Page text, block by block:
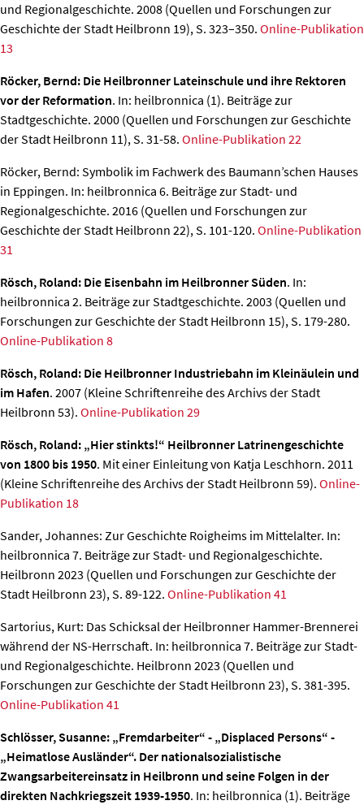
und Regionalgeschichte. 2008 (Quellen und Forschungen zur
Geschichte der Stadt Heilbronn 19), S. 323–350. Online-Publikation
13
Röcker, Bernd: Die Heilbronner Lateinschule und ihre Rektoren
vor der Reformation. In: heilbronnica (1). Beiträge zur
Stadtgeschichte. 2000 (Quellen und Forschungen zur Geschichte
der Stadt Heilbronn 11), S. 31-58. Online-Publikation 22
Röcker, Bernd: Symbolik im Fachwerk des Baumann’schen Hauses
in Eppingen. In: heilbronnica 6. Beiträge zur Stadt- und
Regionalgeschichte. 2016 (Quellen und Forschungen zur
Geschichte der Stadt Heilbronn 22), S. 101-120. Online-Publikation
31
Rösch, Roland: Die Eisenbahn im Heilbronner Süden. In:
heilbronnica 2. Beiträge zur Stadtgeschichte. 2003 (Quellen und
Forschungen zur Geschichte der Stadt Heilbronn 15), S. 179-280.
Online-Publikation 8
Rösch, Roland: Die Heilbronner Industriebahn im Kleinäulein und
im Hafen. 2007 (Kleine Schriftenreihe des Archivs der Stadt
Heilbronn 53). Online-Publikation 29
Rösch, Roland: „Hier stinkts!“ Heilbronner Latrinengeschichte
von 1800 bis 1950. Mit einer Einleitung von Katja Leschhorn. 2011
(Kleine Schriftenreihe des Archivs der Stadt Heilbronn 59). Online-
Publikation 18
Sander, Johannes: Zur Geschichte Roigheims im Mittelalter. In:
heilbronnica 7. Beiträge zur Stadt- und Regionalgeschichte.
Heilbronn 2023 (Quellen und Forschungen zur Geschichte der
Stadt Heilbronn 23), S. 89-122. Online-Publikation 41
Sartorius, Kurt: Das Schicksal der Heilbronner Hammer-Brennerei
während der NS-Herrschaft. In: heilbronnica 7. Beiträge zur Stadt-
und Regionalgeschichte. Heilbronn 2023 (Quellen und
Forschungen zur Geschichte der Stadt Heilbronn 23), S. 381-395.
Online-Publikation 41
Schlösser, Susanne: „Fremdarbeiter“ - „Displaced Persons“ -
„Heimatlose Ausländer“. Der nationalsozialistische
Zwangsarbeitereinsatz in Heilbronn und seine Folgen in der
direkten Nachkriegszeit 1939-1950. In: heilbronnica (1). Beiträge